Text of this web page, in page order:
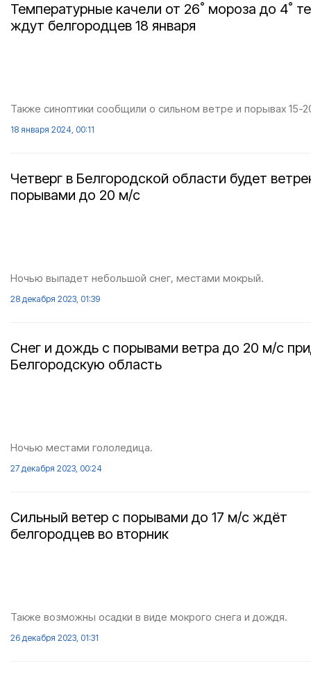
Температурные качели от 26˚ мороза до 4˚
ждут белгородцев 18 января
Также синоптики сообщили о сильном ветре и порывах 15-
18 января 2024, 00:11
Четверг в Белгородской области будет
порывами до 20 м/с
Ночью выпадет небольшой снег, местами мокрый.
28 декабря 2023, 01:39
Снег и дождь с порывами ветра до 20 м/с
Белгородскую область
Ночью местами гололедица.
27 декабря 2023, 00:24
Сильный ветер с порывами до 17 м/с ждёт
белгородцев во вторник
Также возможны осадки в виде мокрого снега и дождя.
26 декабря 2023, 01:31